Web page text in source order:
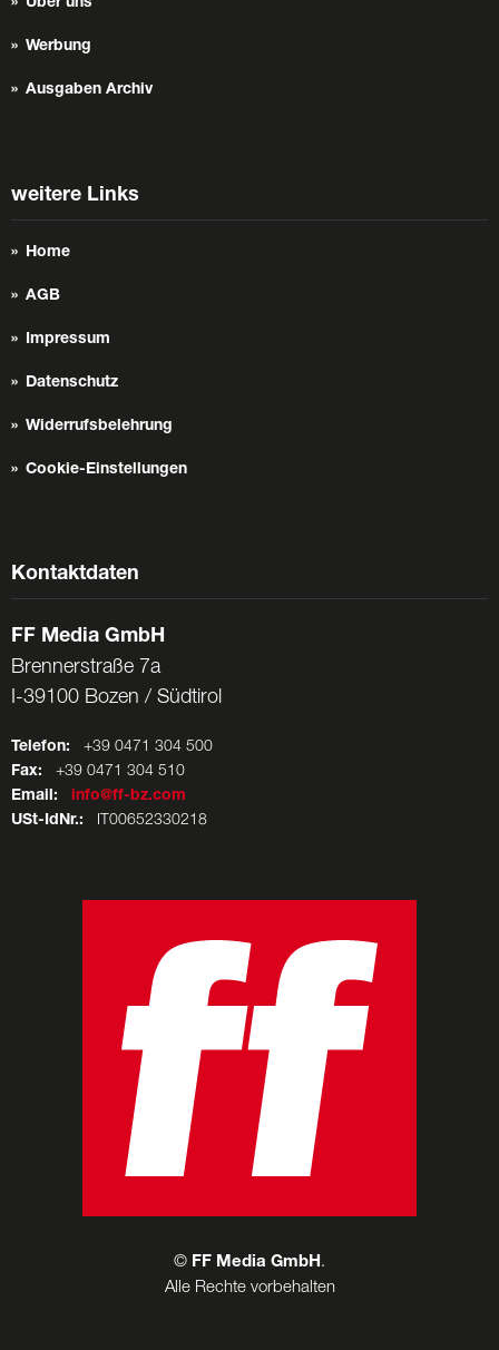
Über uns
Werbung
Ausgaben Archiv
weitere Links
Home
AGB
Impressum
Datenschutz
Widerrufsbelehrung
Cookie-Einstellungen
Kontaktdaten
FF Media GmbH
Brennerstraße 7a
I-39100 Bozen / Südtirol
Telefon: +39 0471 304 500
Fax: +39 0471 304 510
Email:
info@ff-bz.com
USt-IdNr.: IT00652330218
© FF Media GmbH .
Alle Rechte vorbehalten